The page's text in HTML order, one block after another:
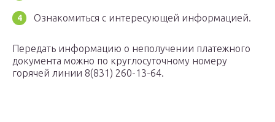
Ознакомиться с интересующей информацией.
Передать информацию о неполучении платежного
документа можно по круглосуточному номеру
горячей линии 8(831) 260-13-64.